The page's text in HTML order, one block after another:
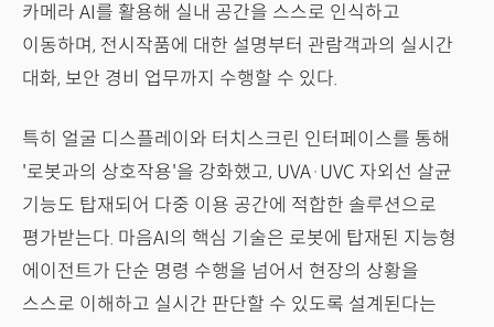
카메라 AI를 활용해 실내 공간을 스스로 인식하고
이동하며, 전시작품에 대한 설명부터 관람객과의 실시간
대화, 보안 경비 업무까지 수행할 수 있다.
특히 얼굴 디스플레이와 터치스크린 인터페이스를 통해
'로봇과의 상호작용'을 강화했고, UVA·UVC 자외선 살균
기능도 탑재되어 다중 이용 공간에 적합한 솔루션으로
평가받는다. 마음AI의 핵심 기술은 로봇에 탑재된 지능형
에이전트가 단순 명령 수행을 넘어서 현장의 상황을
스스로 이해하고 실시간 판단할 수 있도록 설계된다는